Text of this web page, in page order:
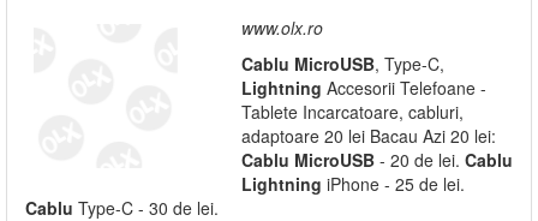
www.olx.ro
Cablu MicroUSB, Type-C,
Lightning Accesorii Telefoane -
Tablete Incarcatoare, cabluri,
adaptoare 20 lei Bacau Azi 20 lei:
Cablu MicroUSB - 20 de lei. Cablu
Lightning iPhone - 25 de lei.
Cablu Type-C - 30 de lei.